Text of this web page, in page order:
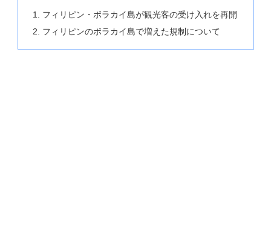
フィリピン・ボラカイ島が観光客の受け入れを再開
フィリピンのボラカイ島で増えた規制について